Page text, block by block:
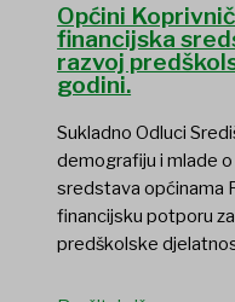
Općini
financijska
razvoj
godini.
Sukladno Odluci
demografiju i mlade
sredstava općinama
financijsku potporu
predškolske